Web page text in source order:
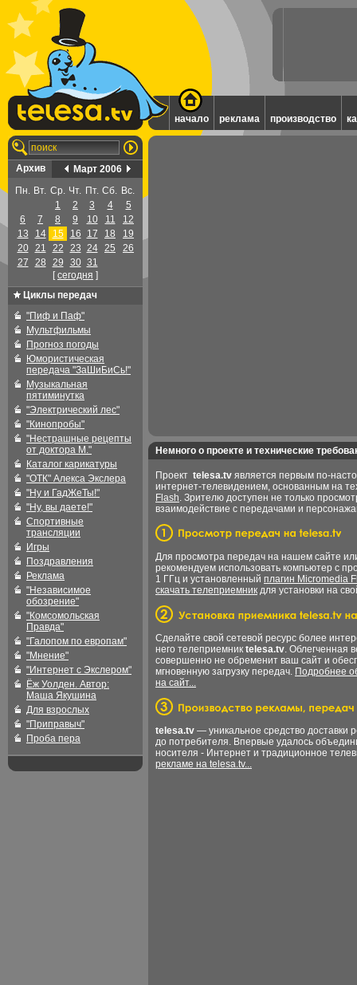
начало реклама производство
Архив
Март 2006
Пн. Вт. Ср. Чт. Пт. Сб. Вс.
1
2 3 4
5
6
7 8 9 10 11
12
13
14 15 16 17 18
19
20
21 22 23 24 25
26
27
28 29 30 31
[cегодня ]
Циклы передач
"Пиф и Паф"
Мультфильмы
Прогноз погоды
Юмористическая
передача "ЗаШиБиСь!"
Музыкальная
пятиминутка
"Электрический лес"
"Кинопробы"
"Нестрашные рецепты
от доктора М."
Каталог карикатуры
"ОТК" Алекса Экслера
"Ну и ГадЖеТы!"
"Ну, вы даете!"
Спортивные
трансляции
Игры
Поздравления
Реклама
"Независимое
обозрение"
"Комсомольская
Правда"
"Галопом по европам"
"Мнение"
"Интернет с Экслером"
Ёж Уолден. Автор:
Маша Якушина
Для взрослых
"Приправыч"
Проба пера
Немного о проекте и технические
Проект telesa.tv является первым по-
интернет-телевидением, основанным на
Flash. Зрителю доступен не только
взаимодействие с передачами и
Для просмотра передач на нашем сайте
рекомендуем использовать компьютер с
1 ГГц и установленный плагин Micromedia
скачать телеприемник для установки на
Сделайте свой сетевой ресурс более
него телеприемник telesa.tv. Облегченная
совершенно не обременит ваш сайт и
мгновенную загрузку передач. Подробнее
на сайт...
telesa.tv — уникальное средство доставки
до потребителя. Впервые удалось
носителя - Интернет и традиционное
рекламе на telesa.tv...